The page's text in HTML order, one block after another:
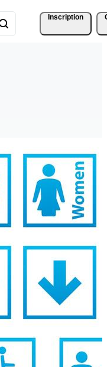
Inscription